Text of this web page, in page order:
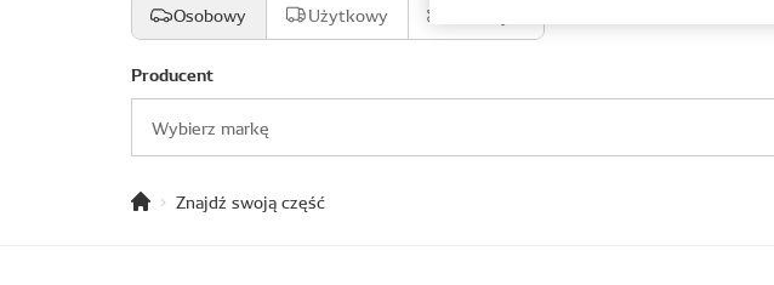
Osobowy Użytkowy
Producent
Wybierz markę
Znajdź swoją część